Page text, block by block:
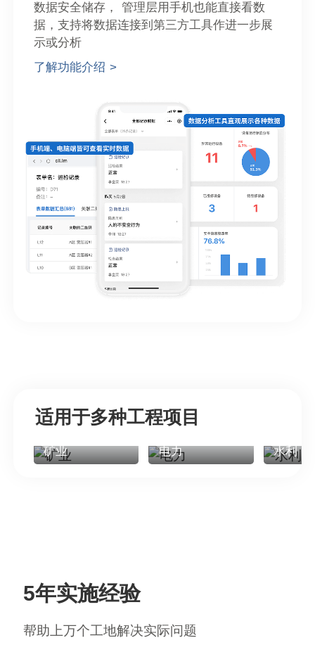
数据安全储存， 管理层用手机也能直接看数
据，支持将数据连接到第三方工具作进一步展
示或分析
了解功能介绍 >
适用于多种工程项目
矿业 电力 水利
5年实施经验
帮助上万个工地解决实际问题